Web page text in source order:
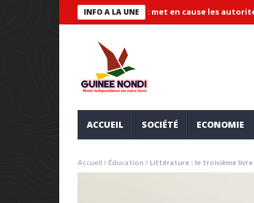
INFO A LA UNE
« systémique » et met en cause les autorités
ACCUEIL SOCIÉTÉ ECONOMIE
Accueil Éducation Littérature : le troisième